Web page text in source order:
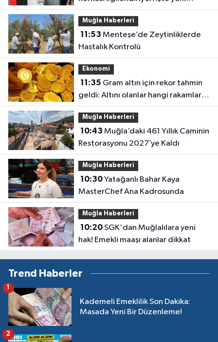
düzen
Muğla Haberleri
11:53
Hastalık Kontrolü
Ekonomi
11:35
geldi: Altını olanlar hangi rakamları
görecek?
Muğla Haberleri
10:43
Restorasyonu 2027’ye Kaldı
Muğla Haberleri
10:30Yatağanlı Bahar Kaya
MasterChef Ana Kadrosunda
Muğla Haberleri
10:20SGK'dan Muğlalılara yeni
hak! Emekli maaşı alanlar dikkat
Trend Haberler
Kademeli Emeklilik Son Dakika:
Masada Yeni Bir Düzenleme!
1
2